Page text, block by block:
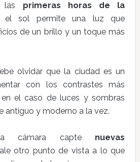
las primeras horas de la
el sol permite una luz que
de un brillo y un toque más
olvidar que la ciudad es un
con los contrastes más
el caso de luces y sombras
antiguo y moderno a la vez.
cámara capte nuevas
otro punto de vista a lo que